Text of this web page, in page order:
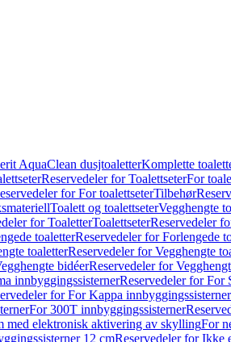
AquaClean dusjtoaletterKomplette
Reservedeler for ToalettseterFor
for For toalettseterTilbehør
Toalett og toalettseterVegghengte
for ToaletterToalettseterReservedeler
toaletterReservedeler for Forlengede
toaletterReservedeler for Vegghengte
bidéerReservedeler for
innbyggingssisternerReservedeler for For
for For Kappa innbyggingssisterner
For 300T innbyggingssisterner
med elektronisk aktivering av skyllingFor
12 cmReservedeler for Ikke